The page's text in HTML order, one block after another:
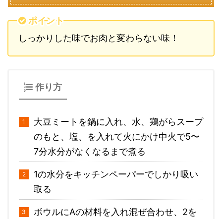
ポイント
しっかりした味でお肉と変わらない味！
作り方
大豆ミートを鍋に入れ、水、鶏がらスープ
のもと、塩、を入れて火にかけ中火で5〜
7分水分がなくなるまで煮る
1の水分をキッチンペーパーでしかり吸い
取る
ボウルにAの材料を入れ混ぜ合わせ、2を